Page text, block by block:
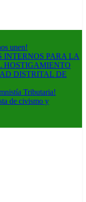
unen!
INTERNOS PARA LA
HOSTIGAMIENTO
DISTRITAL DE
Tributaria!
de civismo y